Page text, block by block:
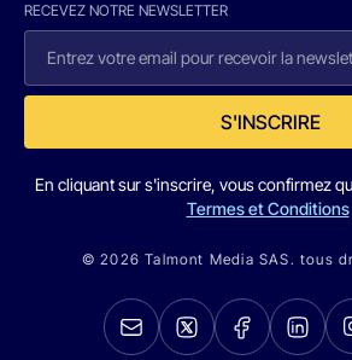
RECEVEZ NOTRE NEWSLETTER
S'INSCRIRE
En cliquant sur s'inscrire, vous confirmez
Termes et Conditions
© 2026 Talmont Media SAS. tous